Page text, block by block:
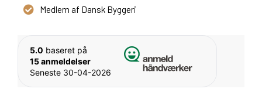
Medlem af Dansk Byggeri
5.0 baseret på
15 anmeldelser
Seneste 30-04-2026